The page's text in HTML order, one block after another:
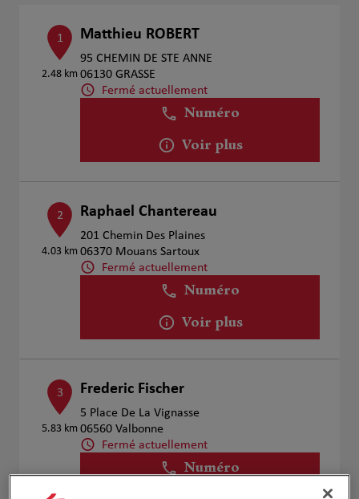
1
2.48 km
Matthieu ROBERT
95 CHEMIN DE STE ANNE
06130 GRASSE
Fermé actuellement
Numéro
Voir plus
2
4.03 km
Raphael Chantereau
201 Chemin Des Plaines
06370 Mouans Sartoux
Fermé actuellement
Numéro
Voir plus
3
5.83 km
Frederic Fischer
5 Place De La Vignasse
06560 Valbonne
Fermé actuellement
Numéro